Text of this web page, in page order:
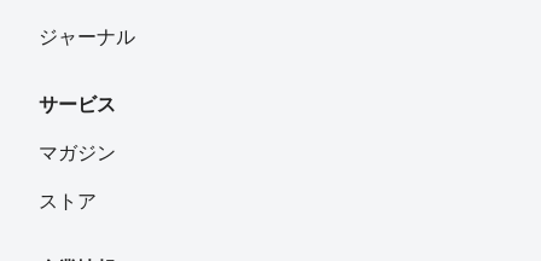
ジャーナル
サービス
マガジン
ストア